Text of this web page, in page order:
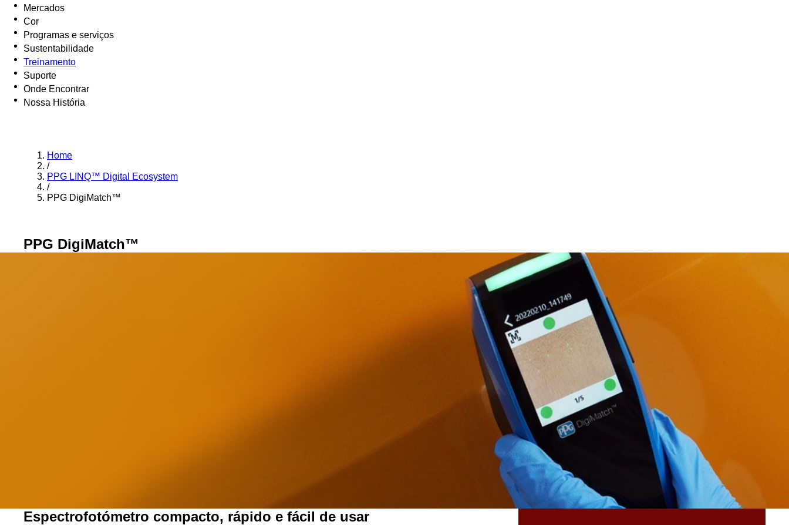
Mercados
Cor
Programas e serviços
Sustentabilidade
Treinamento
Suporte
Onde Encontrar
Nossa História
Home
/
PPG LINQ™ Digital Ecosystem
/
PPG DigiMatch™
PPG DigiMatch™
Espectrofotómetro compacto, rápido e fácil de usar